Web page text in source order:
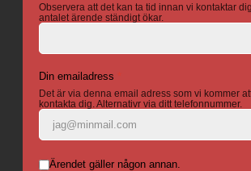
Observera att det kan ta tid innan vi kontaktar
antalet ärende ständigt ökar.
Din emailadress
Det är via denna email adress som vi kommer
kontakta dig. Alternativr via ditt telefonnummer.
Ärendet gäller någon annan.